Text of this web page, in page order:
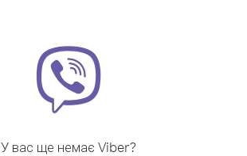
У вас ще немає Viber?